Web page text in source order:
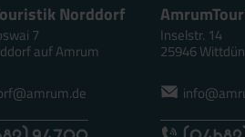
Norddorf
7
auf Amrum
Inselstr. 14
25946